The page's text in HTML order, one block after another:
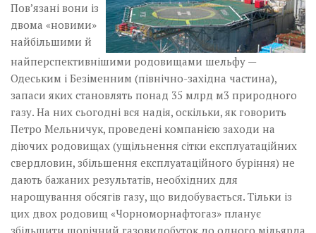
Пов’язані вони із
двома «новими»
найбільшими й
найперспективнішими родовищами шельфу —
Одеським і Безіменним (північно-західна частина),
запаси яких становлять понад 35 млрд м3 природного
газу. На них сьогодні вся надія, оскільки, як говорить
Петро Мельничук, проведені компанією заходи на
діючих родовищах (ущільнення сітки експлуатаційних
свердловин, збільшення експлуатаційного буріння) не
дають бажаних результатів, необхідних для
нарощування обсягів газу, що видобувається. Тільки із
цих двох родовищ «Чорноморнафтогаз» планує
збільшити щорічний газовидобуток до одного мільярда